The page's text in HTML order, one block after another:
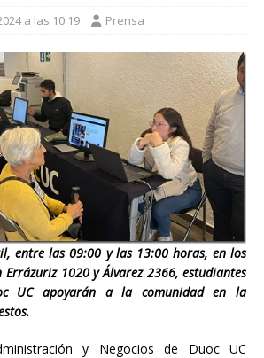
a las 10:19 Prensa
entre las 09:00 y las 13:00 horas, en los
Errázuriz 1020 y Álvarez 2366, estudiantes
UC apoyarán a la comunidad en la
y Negocios de Duoc UC